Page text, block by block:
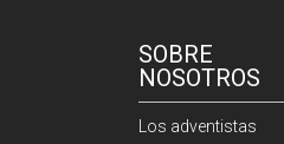
SOBRE
NOSOTROS
Los adventistas